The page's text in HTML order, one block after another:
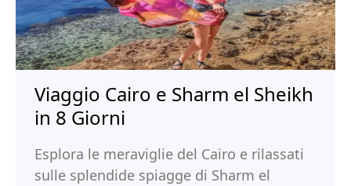
Viaggio Cairo e Sharm el Sheikh
in 8 Giorni
Esplora le meraviglie del Cairo e rilassati
sulle splendide spiagge di Sharm el